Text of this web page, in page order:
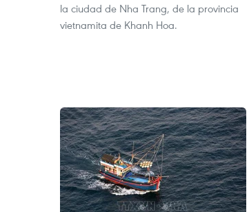
la ciudad de Nha Trang, de la provincia
vietnamita de Khanh Hoa.